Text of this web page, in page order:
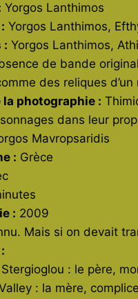
Yorgos Lanthimos
Yorgos Lanthimos,
: Yorgos Lanthimos,
de bande
des reliques
la photographie :
dans leur
Mavropsaridis
: Grèce
: 2009
Mais si on devait
: le père,
: la mère,